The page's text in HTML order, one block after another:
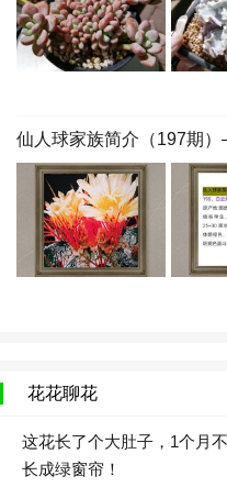
仙人球家族简介（197期
花花聊花
这花长了个大肚子，1个月
长成绿窗帘！